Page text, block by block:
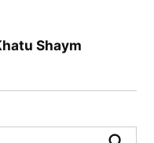
Shaym